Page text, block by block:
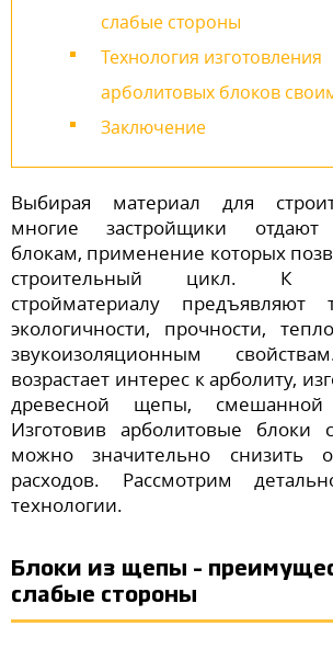
слабые стороны
Технология изготовления
арболитовых блоков
Заключение
Выбирая материал для
многие застройщики отдают
блокам, применение которых
строительный цикл. К
стройматериалу предъявляют
экологичности, прочности,
звукоизоляционным
возрастает интерес к арболиту,
древесной щепы,
Изготовив арболитовые блоки
можно значительно снизить
расходов. Рассмотрим
технологии.
Блоки из щепы –
слабые стороны